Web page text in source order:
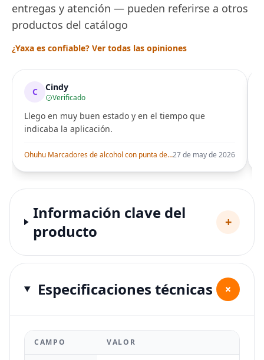
entregas y atención — pueden referirse a otros
productos del catálogo
¿Yaxa es confiable? Ver todas las opiniones
C Cindy
Verificado
Llego en muy buen estado y en el tiempo que
indicaba la aplicación.
Ohuhu Marcadores de alcohol con punta de pincel – Juego de marcadores artísticos de doble punta con certificación AP para artistas adultos27 de may de 2026
Información clave del
producto
+
Especificaciones técnicas +
CAMPO VALOR